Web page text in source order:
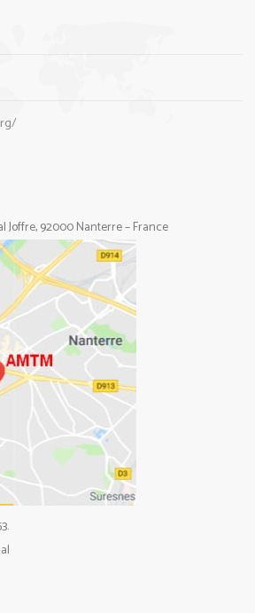
Joffre, 92000 Nanterre – France